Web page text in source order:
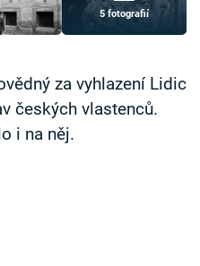
5 fotografií
za vyhlazení Lidic
českých vlastenců.
i na něj.